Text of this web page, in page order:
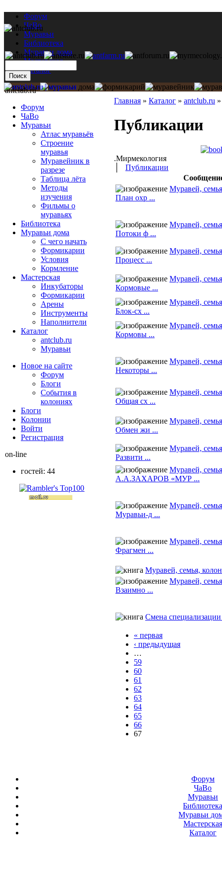
Форум
ЧаВо
Муравьи
Библиотека
Муравьи дома
Мастерская
Каталог
Главная » Каталог » antclub.ru
Публикации
.Мирмекология
Публикации
Муравей,
План охр ...
Муравей,
Потоки ф ...
Муравей,
Процесс ...
Муравей,
Кормовые ...
Муравей,
Блок-сх ...
Муравей,
Кормовы ...
Муравей,
Некоторы ...
Муравей,
Общая сх ...
Муравей,
Обмен жи ...
Муравей,
Развити ...
Муравей,
А.А.ЗАХАРОВ «МУР ...
Муравей,
Муравьи-д ...
Муравей,
Фрагмен ...
Муравей, семья,
Муравей,
Взаимно ...
Смена
« первая
‹ предыдущая
…
59
60
61
62
63
64
65
66
67
antclub.ru
Форум
ЧаВо
Муравьи
Атлас муравьёв
Строение
муравья
Муравейник в
разрезе
Таблица лёта
Методы
изучения
Фильмы о
муравьях
Библиотека
Муравьи дома
С чего начать
Формикарии
Условия
Кормление
Мастерская
Инкубаторы
Формикарии
Арены
Инструменты
Наполнители
Каталог
antclub.ru
Муравьи
Новое на сайте
Форум
Блоги
События в
колониях
Блоги
Колонии
Войти
Peгиcтpaция
on-line
гостей: 44
Форум
ЧаВо
Муравьи
Муравьи
Мастерская
Каталог